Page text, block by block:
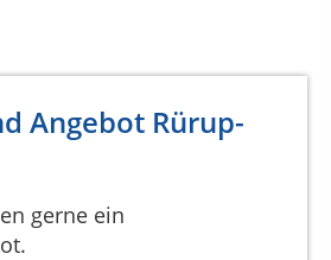
Angebot Rürup-
gerne ein